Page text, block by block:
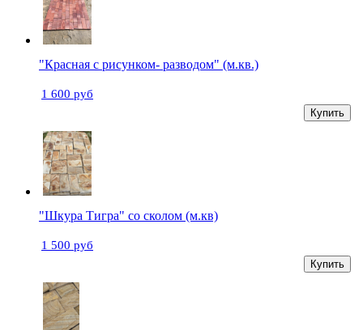
"Красная с рисунком- разводом" (м.кв.)
1 600 руб
Купить
"Шкура Тигра" со сколом (м.кв)
1 500 руб
Купить